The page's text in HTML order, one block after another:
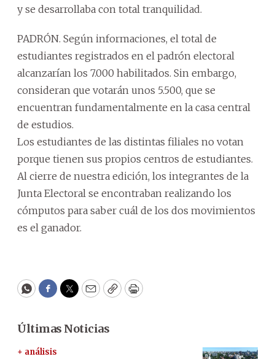
y se desarrollaba con total tranquilidad.
PADRÓN. Según informaciones, el total de
estudiantes registrados en el padrón electoral
alcanzarían los 7.000 habilitados. Sin embargo,
consideran que votarán unos 5.500, que se
encuentran fundamentalmente en la casa central
de estudios.
Los estudiantes de las distintas filiales no votan
porque tienen sus propios centros de estudiantes.
Al cierre de nuestra edición, los integrantes de la
Junta Electoral se encontraban realizando los
cómputos para saber cuál de los dos movimientos
es el ganador.
WhatsApp
Facebook
Twitter
EmailCopyPrint
Últimas Noticias
+ análisis